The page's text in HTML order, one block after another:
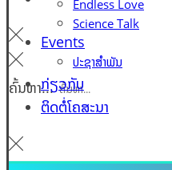
ຄົ້ນຫາ...
Endless Love
Science Talk
Events
ປະຊາສຳພັນ
ກ່ຽວກັບ
ຕິດຕໍ່ໂຄສະນາ